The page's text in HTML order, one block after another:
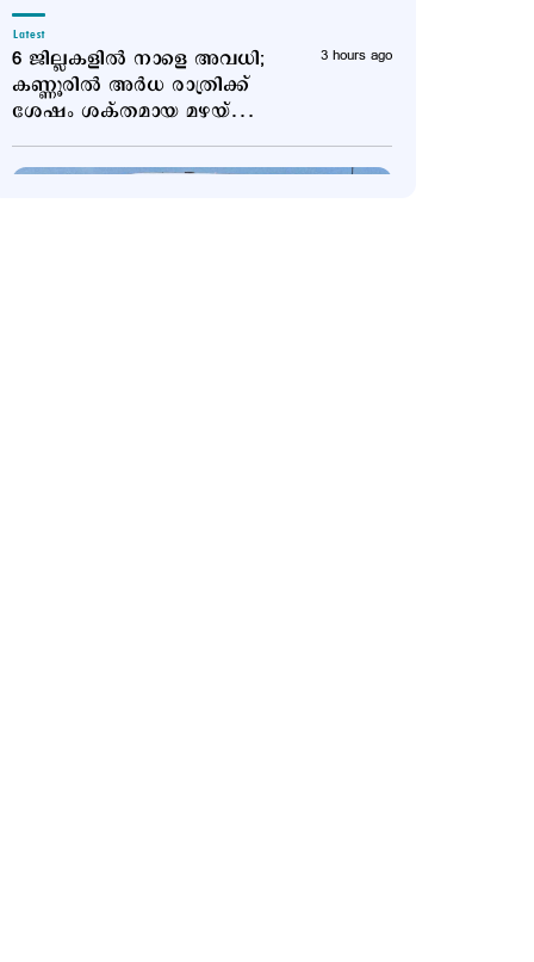
Latest
6 ജില്ലകളിൽ നാളെ അവധി;
കണ്ണൂരിൽ അര്‍ധ രാത്രിക്ക്
ശേഷം ശക്തമായ മഴയ്ക്ക്
3 hours ago